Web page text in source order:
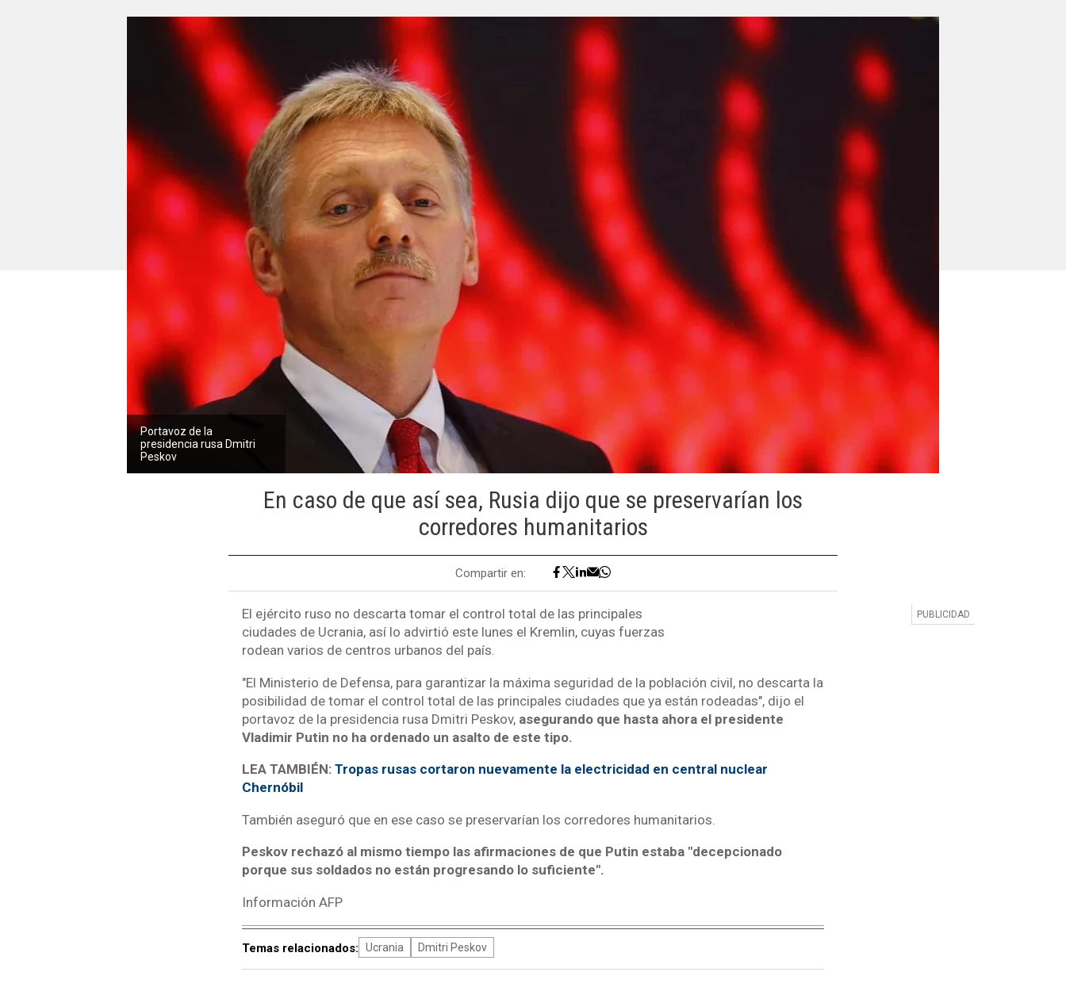
Portavoz de la
presidencia rusa Dmitri
Peskov
En caso de que así sea, Rusia dijo que se preservarían los
corredores humanitarios
Compartir en:
El ejército ruso no descarta tomar el control total de las principales
ciudades de Ucrania, así lo advirtió este lunes el Kremlin, cuyas fuerzas
rodean varios de centros urbanos del país.
"El Ministerio de Defensa, para garantizar la máxima seguridad de la población civil, no descarta la
posibilidad de tomar el control total de las principales ciudades que ya están rodeadas", dijo el
portavoz de la presidencia rusa Dmitri Peskov, asegurando que hasta ahora el presidente
Vladimir Putin no ha ordenado un asalto de este tipo.
LEA TAMBIÉN: Tropas rusas cortaron nuevamente la electricidad en central nuclear
Chernóbil
También aseguró que en ese caso se preservarían los corredores humanitarios.
Peskov rechazó al mismo tiempo las afirmaciones de que Putin estaba "decepcionado
porque sus soldados no están progresando lo suficiente".
Información AFP
Temas relacionados: Ucrania Dmitri Peskov